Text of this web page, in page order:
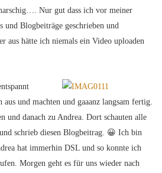
Nur gut dass ich vor meiner
und Blogbeiträge geschrieben und
aus hätte ich niemals ein Video uploaden
aus und machten und gaaanz langsam fertig.
und danach zu Andrea. Dort schauten alle
schrieb diesen Blogbeitrag. 😀 Ich bin
hat immerhin DSL und so konnte ich
Morgen geht es für uns wieder nach